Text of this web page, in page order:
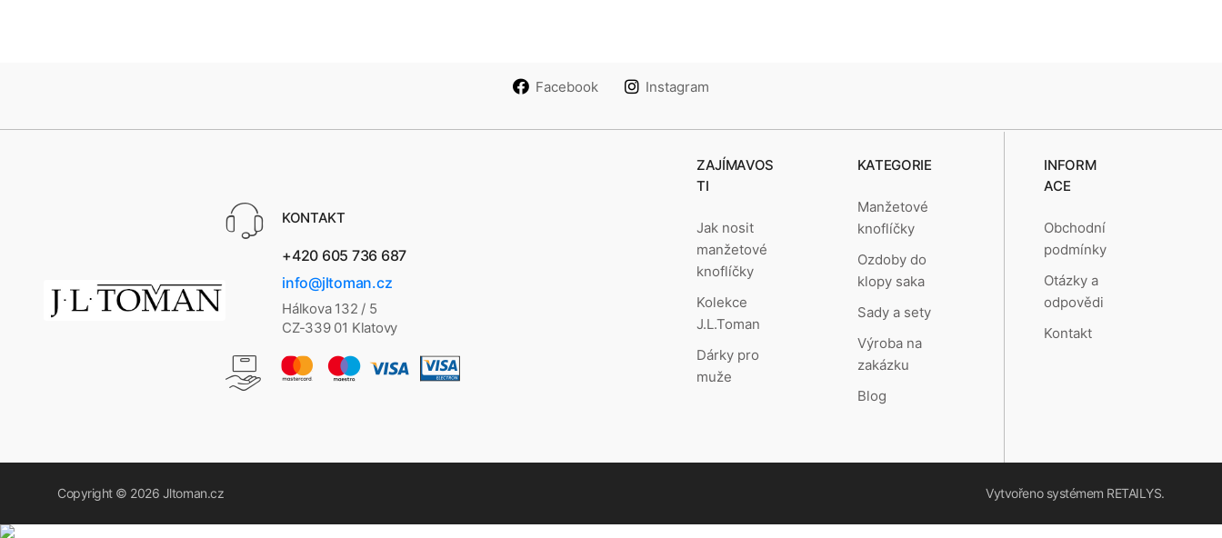
Facebook Instagram
KONTAKT
+420 605 736 687
info@jltoman.cz
Hálkova 132 / 5
CZ-339 01 Klatovy
ZAJÍMAVOS
TI
Jak nosit
manžetové
knoflíčky
Kolekce
J.L.Toman
Dárky pro
muže
KATEGORIE
Manžetové
knoflíčky
Ozdoby do
klopy saka
Sady a sety
Výroba na
zakázku
Blog
INFORM
ACE
Obchodní
podmínky
Otázky a
odpovědi
Kontakt
Copyright © 2026 Jltoman.cz Vytvořeno systémem RETAILYS.